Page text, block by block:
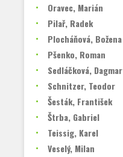
Oravec, Marián
Pilař, Radek
Plocháňová, Božena
Pšenko, Roman
Sedláčková, Dagmar
Schnitzer, Teodor
Šesták, František
Štrba, Gabriel
Teissig, Karel
Veselý, Milan